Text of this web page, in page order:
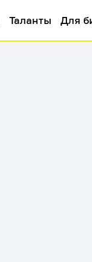
Таланты Для